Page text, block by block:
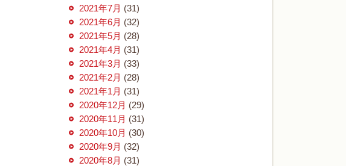
2021年7月 (31)
2021年6月 (32)
2021年5月 (28)
2021年4月 (31)
2021年3月 (33)
2021年2月 (28)
2021年1月 (31)
2020年12月 (29)
2020年11月 (31)
2020年10月 (30)
2020年9月 (32)
2020年8月 (31)